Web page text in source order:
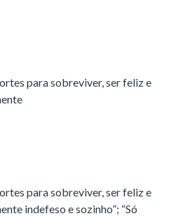
para sobreviver, ser feliz e
para sobreviver, ser feliz e
indefeso e sozinho”; “Só